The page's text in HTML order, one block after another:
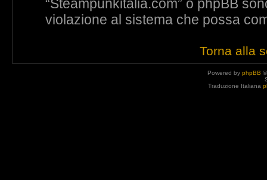
“Steampunkitalia.com” o phpBB
violazione al sistema che possa
Torna alla
Powered by phpBB
Traduzione Italiana